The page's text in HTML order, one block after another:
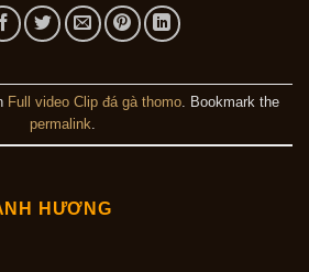
Full video Clip đá gà thomo. Bookmark the
permalink
HƯƠNG